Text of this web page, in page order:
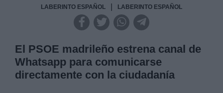
LABERINTO ESPAÑOL LABERINTO ESPAÑOL
El PSOE madrileño estrena canal de
Whatsapp para comunicarse
directamente con la ciudadanía